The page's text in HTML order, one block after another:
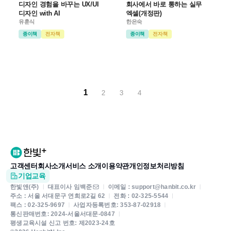
디자인 경험을 바꾸는 UX/UI
디자인 with AI
유훈식
종이책 전자책
회사에서 바로 통하는 실무
엑셀(개정판)
한은숙
종이책 전자책
1 2 3 4
고객센터 회사소개서비스 소개 이용약관개인정보처리방침
기업교육
한빛앤(주) 대표이사 임백준
이메일 : support@hanbit.co.kr
주소 : 서울 서대문구 연희로2길 62
전화 : 02-325-5544
팩스 : 02-325-9697
사업자등록번호: 353-87-02918
통신판매번호: 2024-서울서대문-0847
평생교육시설 신고 번호: 제2023-24호